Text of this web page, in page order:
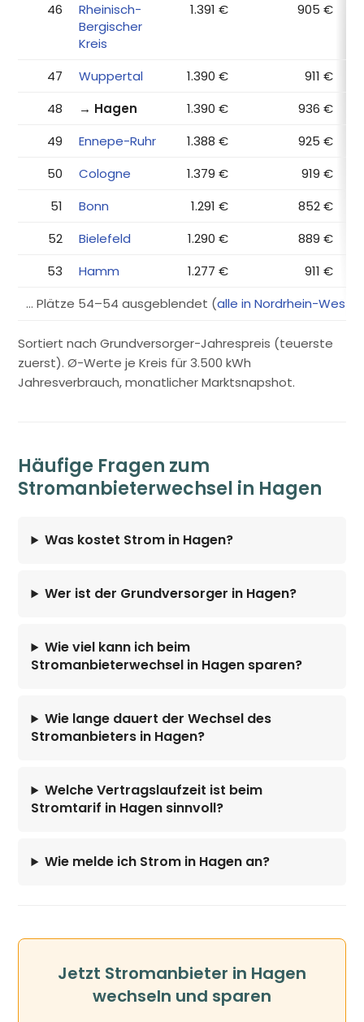
46
Rheinisch-
Bergischer
Kreis
1.391 € 905 €
47 Wuppertal 1.390 €
911 €
48
→ Hagen 1.390 €
936 €
49
Ennepe-Ruhr 1.388 €
925 €
50
Cologne 1.379 €
919 €
51
Bonn 1.291 €
852 €
52
Bielefeld 1.290 €
889 €
53
Hamm 1.277 €
911 €
… Plätze 54–54 ausgeblendet (alle in Nordrhein-
Sortiert nach Grundversorger-Jahrespreis (teuerste
zuerst). Ø-Werte je Kreis für 3.500 kWh
Jahresverbrauch, monatlicher Marktsnapshot.
Häufige Fragen zum
Stromanbieterwechsel in Hagen
Was kostet Strom in Hagen?
Wer ist der Grundversorger in Hagen?
Wie viel kann ich beim
Stromanbieterwechsel in Hagen sparen?
Wie lange dauert der Wechsel des
Stromanbieters in Hagen?
Welche Vertragslaufzeit ist beim
Stromtarif in Hagen sinnvoll?
Wie melde ich Strom in Hagen an?
Jetzt Stromanbieter in Hagen
wechseln und sparen